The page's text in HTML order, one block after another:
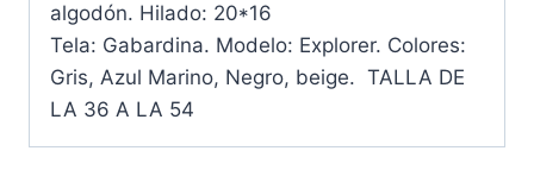
algodón. Hilado: 20*16
Tela: Gabardina. Modelo: Explorer. Colores:
Gris, Azul Marino, Negro, beige. TALLA DE
LA 36 A LA 54